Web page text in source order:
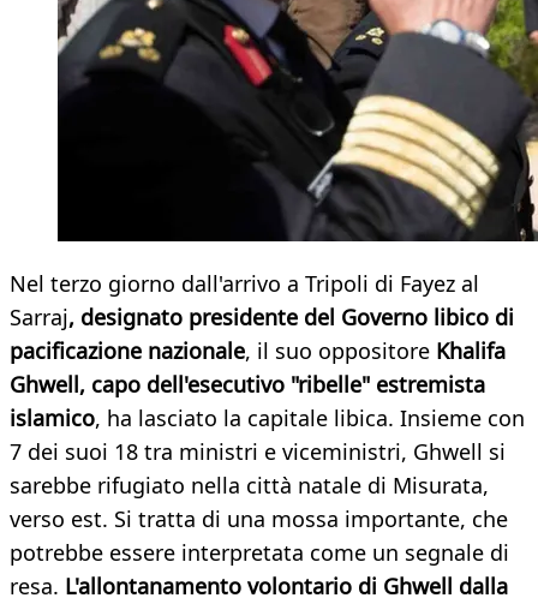
Nel terzo giorno dall'arrivo a Tripoli di Fayez al
Sarraj, designato presidente del Governo libico di
pacificazione nazionale, il suo oppositore Khalifa
Ghwell, capo dell'esecutivo "ribelle" estremista
islamico, ha lasciato la capitale libica. Insieme con
7 dei suoi 18 tra ministri e viceministri, Ghwell si
sarebbe rifugiato nella città natale di Misurata,
verso est. Si tratta di una mossa importante, che
potrebbe essere interpretata come un segnale di
resa. L'allontanamento volontario di Ghwell dalla